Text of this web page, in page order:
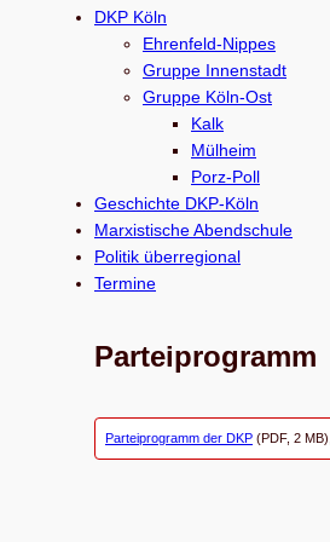
c
DKP Köln
Ehrenfeld-Nippes
Gruppe Innenstadt
Gruppe Köln-Ost
Kalk
Mülheim
Porz-Poll
Geschichte DKP-Köln
Marxistische Abendschule
Politik überregional
Termine
Parteiprogramm
Parteiprogramm der DKP (PDF, 2 MB),